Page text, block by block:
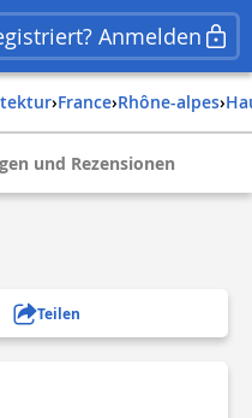
Anmelden
› france› rhône-alpes›
und Rezensionen
Teilen